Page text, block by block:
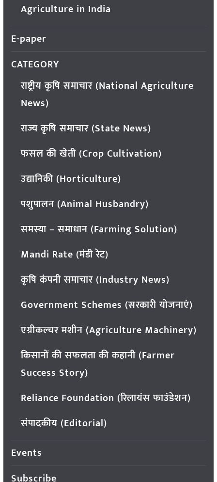
Agriculture in India
E-paper
CATEGORY
राष्ट्रीय कृषि समाचार (National Agriculture
News)
राज्य कृषि समाचार (State News)
फसल की खेती (Crop Cultivation)
उद्यानिकी (Horticulture)
पशुपालन (Animal Husbandry)
समस्या – समाधान (Farming Solution)
Mandi Rate (मंडी रेट)
कृषि कंपनी समाचार (Industry News)
Government Schemes (सरकारी योजनाएं)
एग्रीकल्चर मशीन (Agriculture Machinery)
किसानों की सफलता की कहानी (Farmer
Success Story)
Reliance Foundation (रिलायंस फाउंडेशन)
संपादकीय (Editorial)
Events
Subscribe